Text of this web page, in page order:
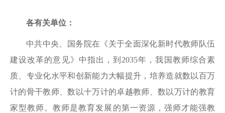
各有关单位：
中共中央、国务院在《关于全面深化新时代教师队伍
建设改革的意见》中指出，到2035年，我国教师综合素
质、专业化水平和创新能力大幅提升，培养造就数以百万
计的骨干教师、数以十万计的卓越教师、数以万计的教育
家型教师。教师是教育发展的第一资源，强师才能强教